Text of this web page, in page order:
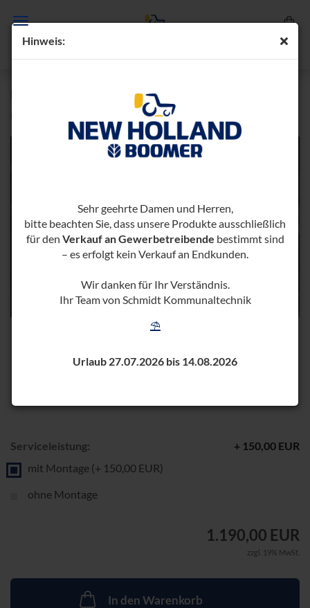
Hin­weis:
Sehr geehrte Damen und Herren,
bitte beachten Sie, dass unsere Produkte ausschließlich
für den Verkauf an Gewerbetreibende bestimmt sind
– es erfolgt kein Verkauf an Endkunden.
Wir danken für Ihr Verständnis.
Ihr Team von Schmidt Kommunaltechnik
⛱️
Urlaub 27.07.2026 bis 14.08.2026
ELEK­TRI­SCHES UM­SCHALT­VEN­TIL
1000169-​1000381)
Serviceleistung:
+ 150,00 EUR
mit Montage (+ 150,00 EUR)
ohne Montage
1.190,00 EUR
zzgl. 19% MwSt.
In den Warenkorb